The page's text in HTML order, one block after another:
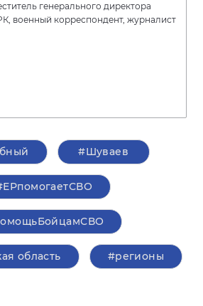
генерального директора
военный корреспондент, журналист
#Шуваев
область #регионы